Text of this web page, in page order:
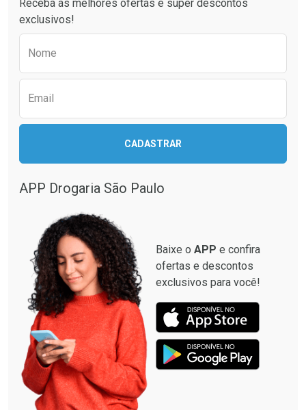
Comprar sem Desconto
Por R$ 664,02/cada
Comprar sem Desconto
Ativar Desconto
Comprar sem Desconto
Receba as melhores ofertas e super descontos
exclusivos!
Nome
Email
CADASTRAR
APP Drogaria São Paulo
Baixe o APP e confira
ofertas e descontos
exclusivos para você!